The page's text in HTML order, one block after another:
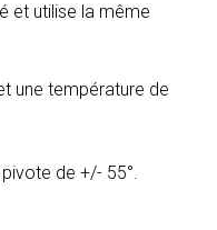
et utilise la même
une température de
de +/- 55°.